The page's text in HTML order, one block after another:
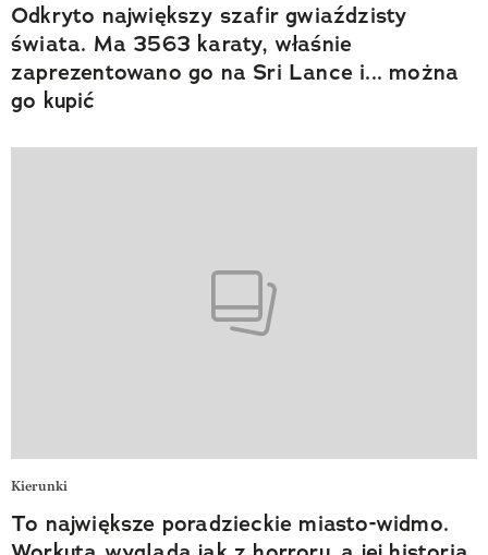
Odkryto największy szafir gwiaździsty
świata. Ma 3563 karaty, właśnie
zaprezentowano go na Sri Lance i... można
go kupić
Kierunki
To największe poradzieckie miasto-widmo.